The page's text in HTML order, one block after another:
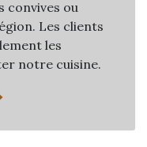
convives ou
Les clients
les
notre cuisine.